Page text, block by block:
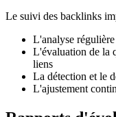
Le suivi des backlinks
L'analyse
L'évaluation de la
liens
La détection et le
L'ajustement